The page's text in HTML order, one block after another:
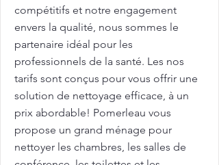
compétitifs et notre engagement
envers la qualité, nous sommes le
partenaire idéal pour les
professionnels de la santé. Les nos
tarifs sont conçus pour vous offrir une
solution de nettoyage efficace, à un
prix abordable! Pomerleau vous
propose un grand ménage pour
nettoyer les chambres, les salles de